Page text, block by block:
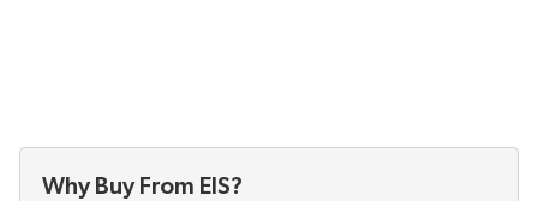
Why Buy From EIS?